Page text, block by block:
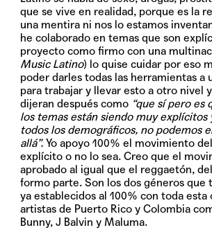
que se vive en realidad, porque es la
una mentira ni nos lo estamos
he colaborado en temas que son
proyecto como firmo con una
Music Latino) lo quise cuidar por eso
poder darles todas las herramientas a
para trabajar y llevar esto a otro nivel
dijeran después como “que sí pero es
los temas están siendo muy explícitos
todos los demográficos, no podemos
allá”. Yo apoyo 100% el movimiento
explícito o no lo sea. Creo que el
aprobado al igual que el reggaetón,
formo parte. Son los dos géneros que
ya establecidos al 100% con toda esta
artistas de Puerto Rico y Colombia
Bunny, J Balvin y Maluma.